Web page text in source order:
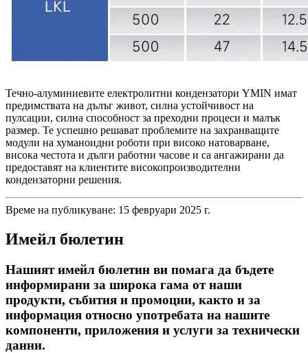
Течно-алуминиевите електролитни кондензатори YMIN имат
предимствата на дълъг живот, силна устойчивост на
пулсации, силна способност за преходни процеси и малък
размер. Те успешно решават проблемите на захранващите
модули на хуманоидни роботи при високо натоварване,
висока честота и дълги работни часове и са ангажирани да
предоставят на клиентите високопроизводителни
кондензаторни решения.
Време на публикуване: 15 февруари 2025 г.
Имейл бюлетин
Нашият имейл бюлетин ви помага да бъдете
информирани за широка гама от наши
продукти, събития и промоции, както и за
информация относно употребата на нашите
компоненти, приложения и услуги за технически
данни.